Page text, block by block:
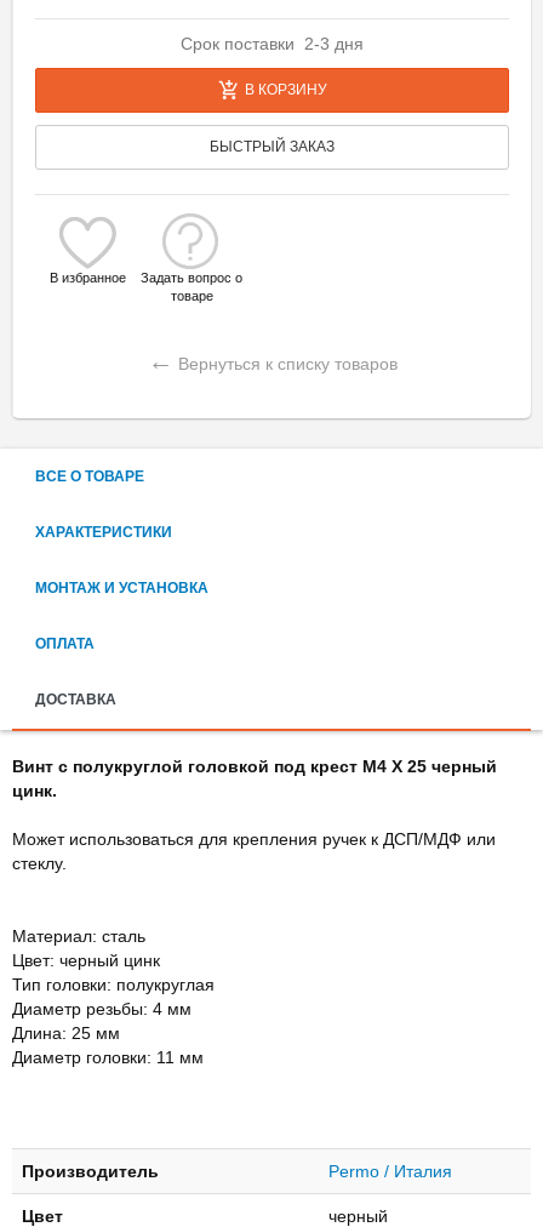
Срок поставки 2-3 дня
В КОРЗИНУ
БЫСТРЫЙ ЗАКАЗ
В избранное
Задать вопрос о
товаре
← Вернуться к списку товаров
ВСЕ О ТОВАРЕ
ХАРАКТЕРИСТИКИ
МОНТАЖ И УСТАНОВКА
ОПЛАТА
ДОСТАВКА
Винт с полукруглой головкой под крест M4 X 25 черный
цинк.
Может использоваться для крепления ручек к ДСП/МДФ или
стеклу.
Материал: сталь
Цвет: черный цинк
Тип головки: полукруглая
Диаметр резьбы: 4 мм
Длина: 25 мм
Диаметр головки: 11 мм
Производитель Permo / Италия
Цвет черный